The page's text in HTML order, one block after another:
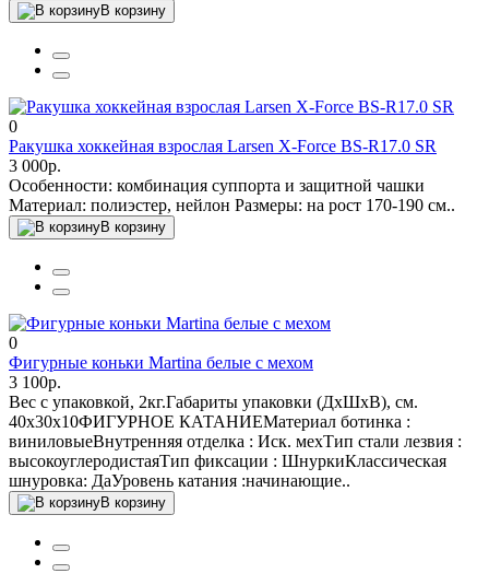
В корзину
0
Ракушка хоккейная взрослая Larsen X-Force BS-R17.0 SR
3 000р.
Особенности: комбинация суппорта и защитной чашки
Материал: полиэстер, нейлон Размеры: на рост 170-190 см..
В корзину
0
Фигурные коньки Martina белые с мехом
3 100р.
Вес с упаковкой, 2кг.Габариты упаковки (ДхШхВ), см.
40x30x10ФИГУРНОЕ КАТАНИЕМатериал ботинка :
виниловыеВнутренняя отделка : Иск. мехТип стали лезвия :
высокоуглеродистаяТип фиксации : ШнуркиКлассическая
шнуровка: ДаУровень катания :начинающие..
В корзину